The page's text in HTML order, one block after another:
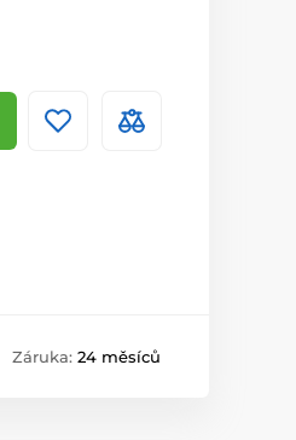
Záruka: 24 měsíců